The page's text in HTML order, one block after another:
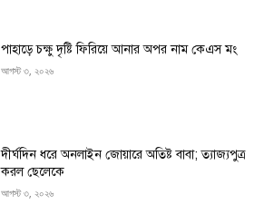
পাহাড়ে চক্ষু দৃষ্টি ফিরিয়ে আনার অপর নাম কেএস মং
আগস্ট ৩, ২০২৬
দীর্ঘদিন ধরে অনলাইন জোয়ারে অতিষ্ট বাবা; ত্যাজ্যপুত্র
করল ছেলেকে
আগস্ট ৩, ২০২৬